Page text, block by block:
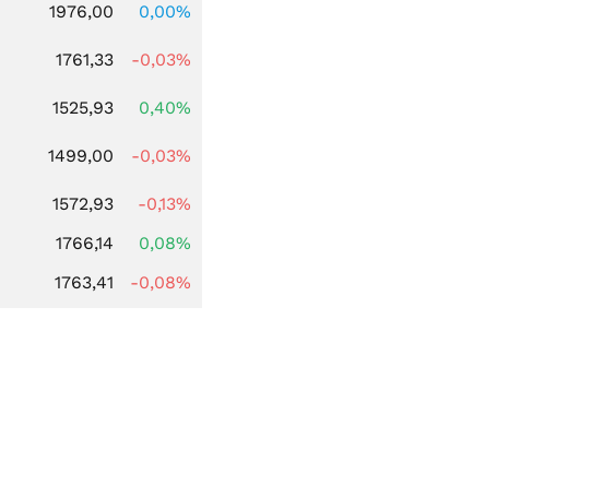
1976,00
0,00%
1761,33 -0,03%
1525,93
0,40%
1499,00 -0,03%
1572,93
-0,13%
1766,14
0,08%
1763,41 -0,08%